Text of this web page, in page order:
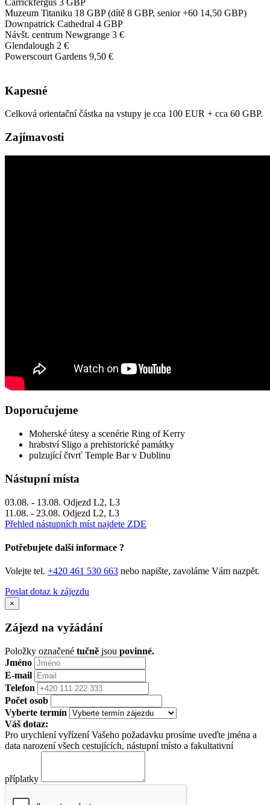
Muzeum Titaniku 18 GBP (dítě 8 GBP, senior +60 14,50 GBP)
Downpatrick Cathedral 4 GBP
Návšt. centrum Newgrange 3 €
Glendalough 2 €
Powerscourt Gardens 9,50 €
Kapesné
Celková orientační částka na vstupy je cca 100 EUR + cca 60 GBP.
Zajímavosti
Doporučujeme
Moherské útesy a scenérie Ring of Kerry
hrabství Sligo a prehistorické památky
pulzující čtvrť Temple Bar v Dublinu
Nástupní místa
03.08. - 13.08. Odjezd L2, L3
11.08. - 23.08. Odjezd L2, L3
Přehled nástupních míst najdete ZDE
Potřebujete další informace ?
Volejte tel. +420 461 530 663 nebo napište, zavoláme Vám nazpět.
Poslat dotaz k zájezdu
×
Zájezd na vyžádání
Položky označené tučně jsou povinné.
Jméno
E-mail
Telefon
Počet osob
Vyberte termín
Váš dotaz:
Pro urychlení vyřízení Vašeho požadavku prosíme uveďte jména a
data narození všech cestujících, nástupní místo a fakultativní
příplatky